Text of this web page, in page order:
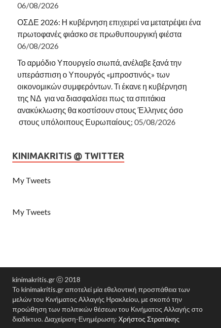
06/08/2026
ΟΣΔΕ 2026: Η κυβέρνηση επιχειρεί να μετατρέψει ένα
πρωτοφανές φιάσκο σε πρωθυπουργική φιέστα
06/08/2026
Το αρμόδιο Υπουργείο σιωπά, ανέλαβε ξανά την
υπεράσπιση ο Υπουργός «μπροστινός» των
οικονομικών συμφερόντων. Τι έκανε η κυβέρνηση
της ΝΔ για να διασφαλίσει πως τα σπιτάκια
ανακύκλωσης θα κοστίσουν στους Έλληνες όσο
στους υπόλοιπους Ευρωπαίους; 05/08/2026
KINIMAKRITIS @ TWITTER
My Tweets
My Tweets
kinimakritis.gr ⓒ 2018
Το kinimakritis.gr αποτελεί μία εθελοντική προσπάθεια των
μελών του Κινήματος Αλλαγής Ηρακλείου, με σκοπό την
προώθηση των πολιτικών θέσεων του Κινήματος Αλλαγής στο
διαδίκτυο. Διαχείριση-Ενημέρωση: Χρήστος Στρατάκης